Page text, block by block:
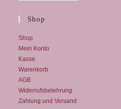
Shop
Shop
Mein Konto
Kasse
Warenkorb
AGB
Widerrufsbelehrung
Zahlung und Versand